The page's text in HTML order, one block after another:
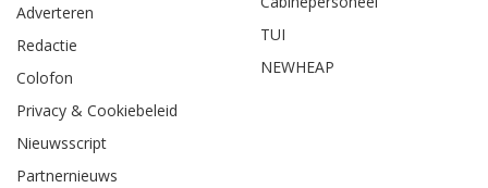
Adverteren
Redactie
Colofon
Privacy & Cookiebeleid
Nieuwsscript
Partnernieuws
TUI
NEWHEAP